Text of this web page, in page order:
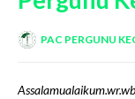
PAC PERGUNU
Assalamualaikum.wr.wb